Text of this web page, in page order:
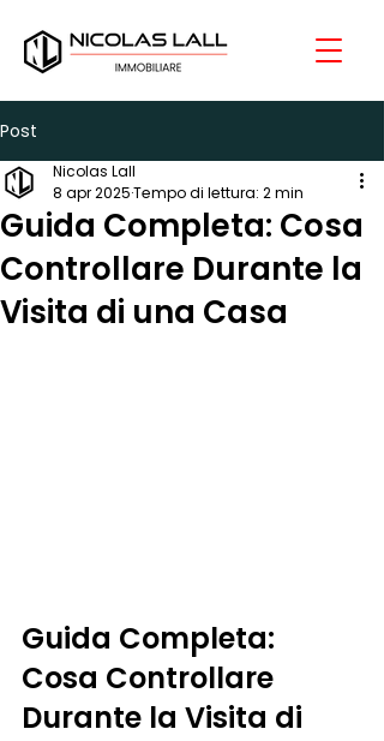
Post
Guida Completa: Cosa
Controllare Durante la
Visita di una Casa
Nicolas Lall
8 apr 2025Tempo di lettura: 2 min
Guida Completa:
Cosa Controllare
Durante la Visita di